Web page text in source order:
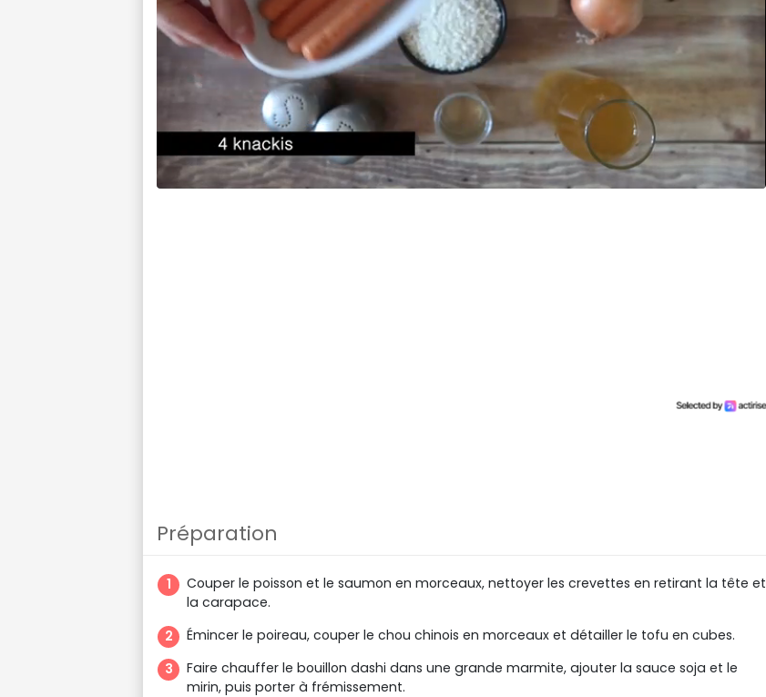
Préparation
Couper le poisson et le saumon en morceaux, nettoyer les crevettes en retirant la tête et
la carapace.
Émincer le poireau, couper le chou chinois en morceaux et détailler le tofu en cubes.
Faire chauffer le bouillon dashi dans une grande marmite, ajouter la sauce soja et le
mirin, puis porter à frémissement.